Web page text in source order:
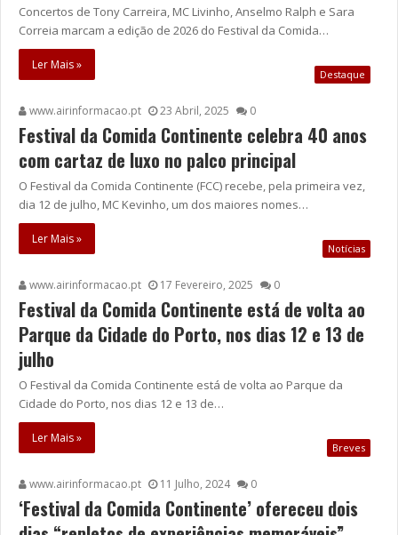
Concertos de Tony Carreira, MC Livinho, Anselmo Ralph e Sara
Correia marcam a edição de 2026 do Festival da Comida…
Ler Mais »
Destaque
www.airinformacao.pt 23 Abril, 2025 0
Festival da Comida Continente celebra 40 anos
com cartaz de luxo no palco principal
O Festival da Comida Continente (FCC) recebe, pela primeira vez,
dia 12 de julho, MC Kevinho, um dos maiores nomes…
Ler Mais »
Notícias
www.airinformacao.pt 17 Fevereiro, 2025 0
Festival da Comida Continente está de volta ao
Parque da Cidade do Porto, nos dias 12 e 13 de
julho
O Festival da Comida Continente está de volta ao Parque da
Cidade do Porto, nos dias 12 e 13 de…
Ler Mais »
Breves
www.airinformacao.pt 11 Julho, 2024 0
‘Festival da Comida Continente’ ofereceu dois